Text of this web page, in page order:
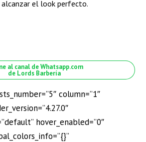
alcanzar el look perfecto.
al canal de Whatsapp.com
de Lords Barbería
column=”1″
hover_enabled=”0″